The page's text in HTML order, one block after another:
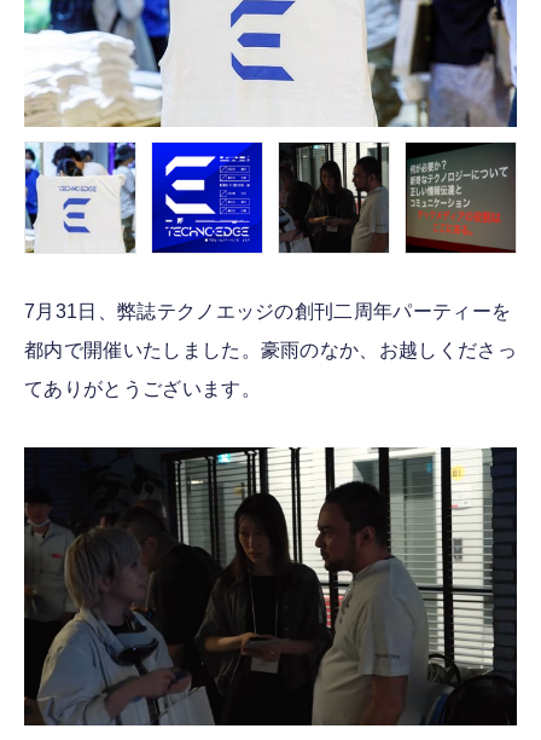
7月31日、弊誌テクノエッジの創刊二周年パーティーを
都内で開催いたしました。豪雨のなか、お越しくださっ
てありがとうございます。